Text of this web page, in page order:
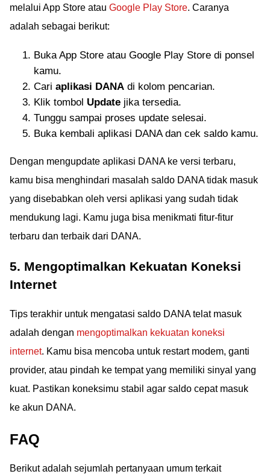
melalui App Store atau Google Play Store. Caranya
adalah sebagai berikut:
Buka App Store atau Google Play Store di ponsel
kamu.
Cari aplikasi DANA di kolom pencarian.
Klik tombol Update jika tersedia.
Tunggu sampai proses update selesai.
Buka kembali aplikasi DANA dan cek saldo kamu.
Dengan mengupdate aplikasi DANA ke versi terbaru,
kamu bisa menghindari masalah saldo DANA tidak masuk
yang disebabkan oleh versi aplikasi yang sudah tidak
mendukung lagi. Kamu juga bisa menikmati fitur-fitur
terbaru dan terbaik dari DANA.
5. Mengoptimalkan Kekuatan Koneksi
Internet
Tips terakhir untuk mengatasi saldo DANA telat masuk
adalah dengan mengoptimalkan kekuatan koneksi
internet. Kamu bisa mencoba untuk restart modem, ganti
provider, atau pindah ke tempat yang memiliki sinyal yang
kuat. Pastikan koneksimu stabil agar saldo cepat masuk
ke akun DANA.
FAQ
Berikut adalah sejumlah pertanyaan umum terkait